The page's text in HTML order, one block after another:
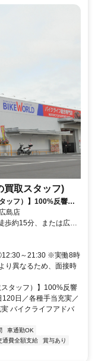
買取スタッフ)
ッフ）】100%反響営
各種手当充実／社員
島店
歩約15分、または広島
～21:30 ※実働8時
り異なるため、面接時
スタッフ）】100%反響
日／各種手当充実／
バイクライフアドバ
車通勤OK
通費全額支給
賞与あり